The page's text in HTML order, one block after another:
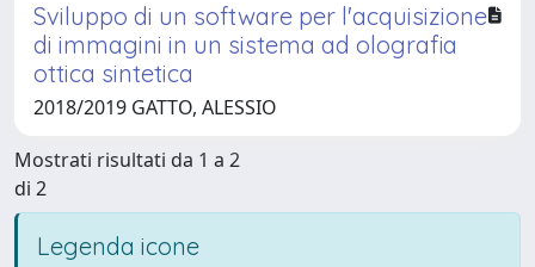
Sviluppo di un software per l'acquisizione
di immagini in un sistema ad olografia
ottica sintetica
2018/2019 GATTO, ALESSIO
Mostrati risultati da 1 a 2
di 2
Legenda icone